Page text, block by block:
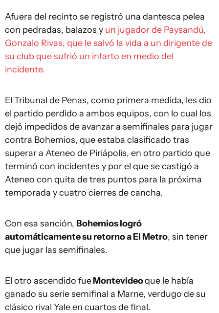
Afuera del recinto se registró una dantesca pelea
con pedradas, balazos y un jugador de Paysandú,
Gonzalo Rivas, que le salvó la vida a un dirigente de
su club que sufrió un infarto en medio del
incidente.
El Tribunal de Penas, como primera medida, les dio
el partido perdido a ambos equipos, con lo cual los
dejó impedidos de avanzar a semifinales para jugar
contra Bohemios, que estaba clasificado tras
superar a Ateneo de Piriápolis, en otro partido que
terminó con incidentes y por el que se castigó a
Ateneo con quita de tres puntos para la próxima
temporada y cuatro cierres de cancha.
Con esa sanción, Bohemios logró
automáticamente su retorno a El Metro, sin tener
que jugar las semifinales.
El otro ascendido fueMontevideoque le había
ganado su serie semifinal a Marne, verdugo de su
clásico rival Yale en cuartos de final.